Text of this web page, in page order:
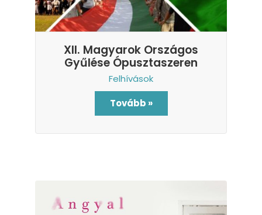
XII. Magyarok Országos
Gyűlése Ópusztaszeren
Felhívások
Tovább »